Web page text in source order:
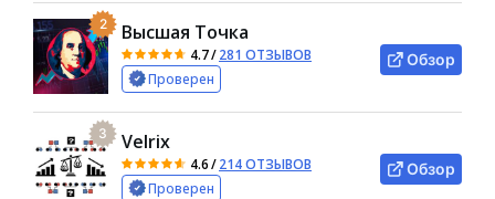
2 Высшая Точка
4.7/281 ОТЗЫВОВ
Проверен
Обзор
3 Velrix
4.6/214 ОТЗЫВОВ
Проверен
Обзор